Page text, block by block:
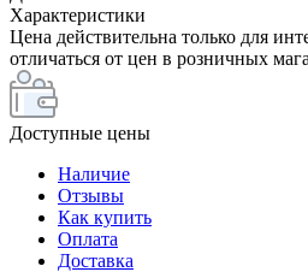
Характеристики
Цена действительна только для
отличаться от цен в розничных
Доступные цены
Наличие
Отзывы
Как купить
Оплата
Доставка